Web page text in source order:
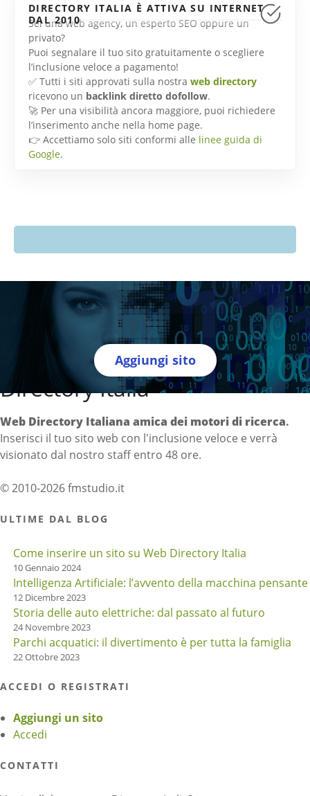
DIRECTORY ITALIA È ATTIVA SU INTERNET
DAL 2010
Sei una web agency, un esperto SEO oppure un
privato?
Puoi segnalare il tuo sito gratuitamente o scegliere
l’inclusione veloce a pagamento!
✅ Tutti i siti approvati sulla nostra web directory
ricevono un backlink diretto dofollow.
🚀 Per una visibilità ancora maggiore, puoi richiedere
l’inserimento anche nella home page.
👉 Accettiamo solo siti conformi alle linee guida di
Google.
Aggiungi sito
Directory Italia
Web Directory Italiana amica dei motori di ricerca.
Inserisci il tuo sito web con l'inclusione veloce e verrà
visionato dal nostro staff entro 48 ore.
© 2010-2026 fmstudio.it
ULTIME DAL BLOG
Come inserire un sito su Web Directory Italia
10 Gennaio 2024
Intelligenza Artificiale: l’avvento della macchina pensante
12 Dicembre 2023
Storia delle auto elettriche: dal passato al futuro
24 Novembre 2023
Parchi acquatici: il divertimento è per tutta la famiglia
22 Ottobre 2023
ACCEDI O REGISTRATI
Aggiungi un sito
Accedi
CONTATTI